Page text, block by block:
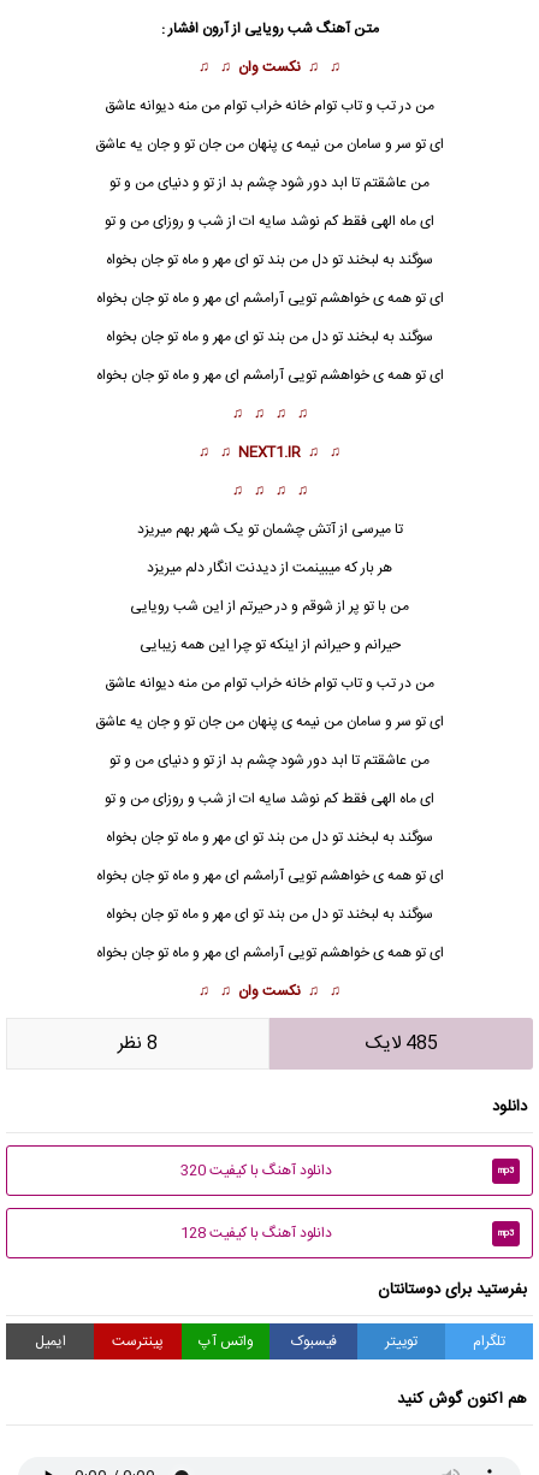
متن آهنگشب رویایی ازآرون افشار:
♫ ♫ نکست وان ♫ ♫
من در تب و تاب توام خانه خراب توام من منه دیوانه عاشق
ای تو سر و سامان من نیمه ی پنهان من جان تو و جان یه عاشق
من عاشقتم تا ابد دور شود چشم بد از تو و دنیای من و تو
ای ماه الهی فقط کم نوشد سایه ات از شب و روزای من و تو
سوگند به لبخند تو دل من بند تو ای مهر و ماه تو جان بخواه
ای تو همه ی خواهشم تویی آرامشم ای مهر و ماه تو جان بخواه
سوگند به لبخند تو دل من بند تو ای مهر و ماه تو جان بخواه
ای تو همه ی خواهشم تویی آرامشم ای مهر و ماه تو جان بخواه
♫ ♫ ♫ ♫
♫ ♫
NEXT1.IR
♫ ♫
♫ ♫ ♫ ♫
تا میرسی از آتش چشمان تو یک شهر بهم میریزد
هر بار که میبینمت از دیدنت انگار دلم میریزد
من با تو پر از شوقم و در حیرتم از این شب رویایی
حیرانم و حیرانم از اینکه تو چرا این همه زیبایی
من در تب و تاب توام خانه خراب توام من منه دیوانه عاشق
ای تو سر و سامان من نیمه ی پنهان من جان تو و جان یه عاشق
من عاشقتم تا ابد دور شود چشم بد از تو و دنیای من و تو
ای ماه الهی فقط کم نوشد سایه ات از شب و روزای من و تو
سوگند به لبخند تو دل من بند تو ای مهر و ماه تو جان بخواه
ای تو همه ی خواهشم تویی آرامشم ای مهر و ماه تو جان بخواه
سوگند به لبخند تو دل من بند تو ای مهر و ماه تو جان بخواه
ای تو همه ی خواهشم تویی آرامشم ای مهر و ماه تو جان بخواه
♫ ♫ نکست وان ♫ ♫
485 لایک 8 نظر
دانلود
mp3 دانلود آهنگ با کیفیت 320
mp3 دانلود آهنگ با کیفیت 128
بفرستید برای دوستانتان
تلگرام توییتر فیسبوک واتس آپ پینترست ایمیل
هم اکنون گوش کنید